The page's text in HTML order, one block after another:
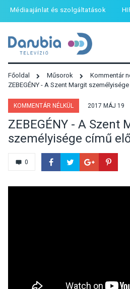
Médiaajánlat és szolgáltatások
Főoldal Műsorok
Kommentár
ZEBEGÉNY - A Szent Margit
KOMMENTÁR NÉLKÜL 2017 MÁJ 19
ZEBEGÉNY - A Szent
személyisége című
0